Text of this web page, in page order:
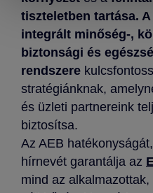
tiszteletben tartása.
integrált minőség-,
biztonsági és
rendszere
stratégiánknak,
és üzleti partnereink
biztosítsa.
Az AEB
hírnevét garantálja az
mind az